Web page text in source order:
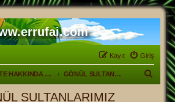
Giriş
Kayıt
SİTE HAKKINDA GENEL. GÖNÜL SULTANLARIMIZ KİTABI
SULTANLARIMIZ